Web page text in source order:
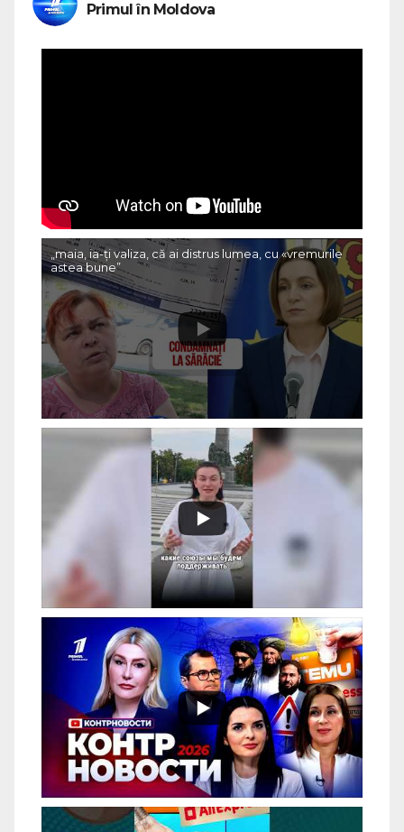
Primul în Moldova
„maia, ia-ți valiza, că ai distrus lumea, cu «vremurile
astea bune”